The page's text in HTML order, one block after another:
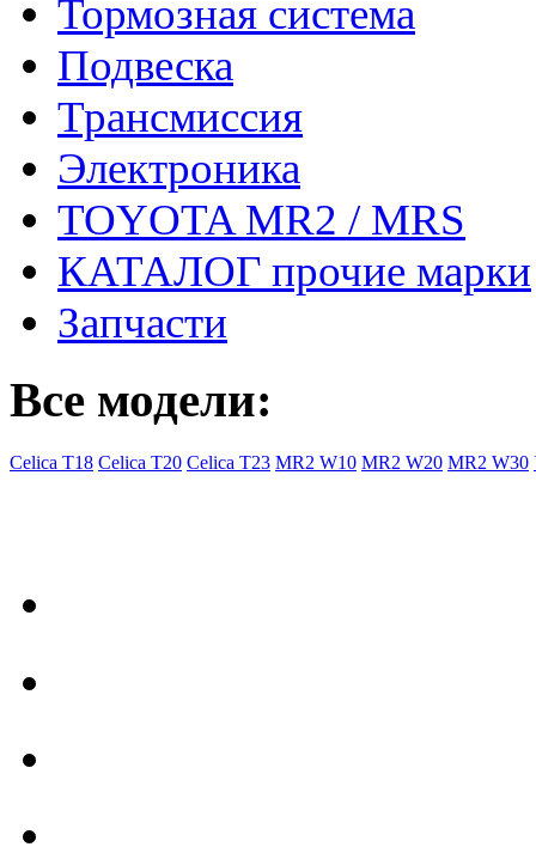
Тормозная система
Подвеска
Трансмиссия
Электроника
TOYOTA MR2 / MRS
КАТАЛОГ прочие марки
Запчасти
Все модели:
Celica T18 Celica T20 Celica T23 MR2 W10 MR2 W20 MR2 W30